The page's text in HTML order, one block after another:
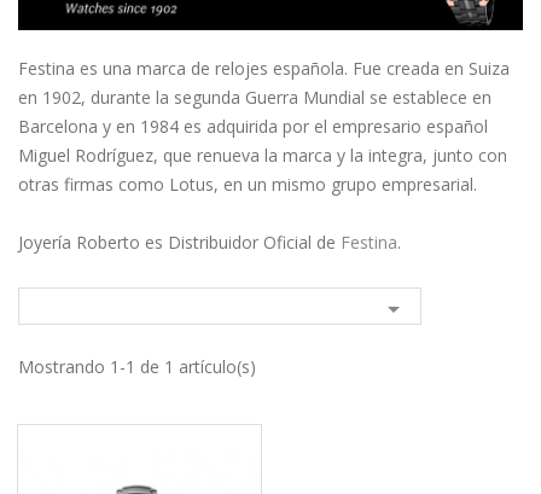
Festina es una marca de relojes española. Fue creada en Suiza
en 1902, durante la segunda Guerra Mundial se establece en
Barcelona y en 1984 es adquirida por el empresario español
Miguel Rodríguez, que renueva la marca y la integra, junto con
otras firmas como Lotus, en un mismo grupo empresarial.
Joyería Roberto es Distribuidor Oficial de Festina.

Mostrando 1-1 de 1 artículo(s)